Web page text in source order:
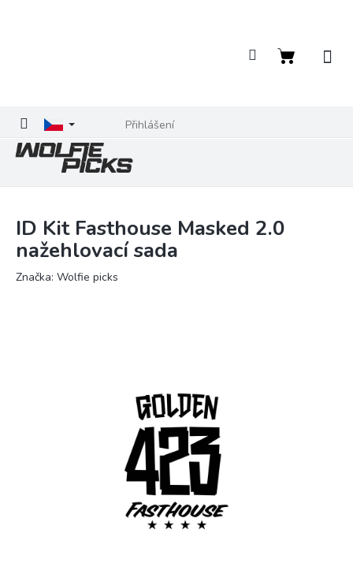
Přihlášení
Nákupní
ID Kit Fasthouse Masked 2.0
nažehlovací sada
Značka: Wolfie picks